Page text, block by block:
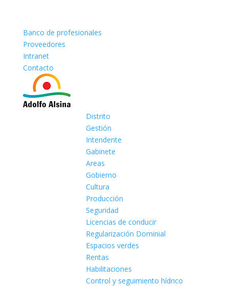
Banco de profesionales
Proveedores
Intranet
Contacto
Distrito
Gestión
Intendente
Gabinete
Areas
Gobierno
Cultura
Producción
Seguridad
Licencias de conducir
Regularización Dominial
Espacios verdes
Rentas
Habilitaciones
Control y seguimiento hídrico